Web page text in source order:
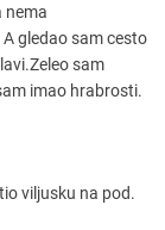
nema
gledao sam cesto
sam
imao hrabrosti.
viljusku na pod.